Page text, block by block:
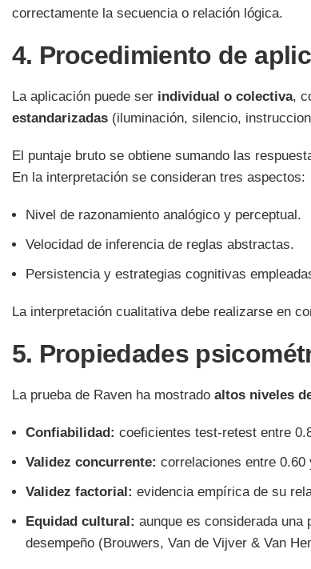
correctamente la secuencia o relación lógica.
4. Procedimiento de
La aplicación puede ser individual o colectiva,
estandarizadas (iluminación, silencio,
El puntaje bruto se obtiene sumando las
En la interpretación se consideran tres aspectos:
Nivel de razonamiento analógico y perceptual.
Velocidad de inferencia de reglas abstractas.
Persistencia y estrategias cognitivas
La interpretación cualitativa debe realizarse en
5. Propiedades
La prueba de Raven ha mostrado altos niveles
Confiabilidad: coeficientes test-retest entre
Validez concurrente: correlaciones entre
Validez factorial: evidencia empírica de su
Equidad cultural: aunque es considerada una
desempeño (Brouwers, Van de Vijver & Van